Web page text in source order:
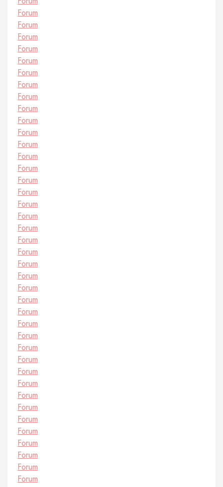
Forum
Forum
Forum
Forum
Forum
Forum
Forum
Forum
Forum
Forum
Forum
Forum
Forum
Forum
Forum
Forum
Forum
Forum
Forum
Forum
Forum
Forum
Forum
Forum
Forum
Forum
Forum
Forum
Forum
Forum
Forum
Forum
Forum
Forum
Forum
Forum
Forum
Forum
Forum
Forum